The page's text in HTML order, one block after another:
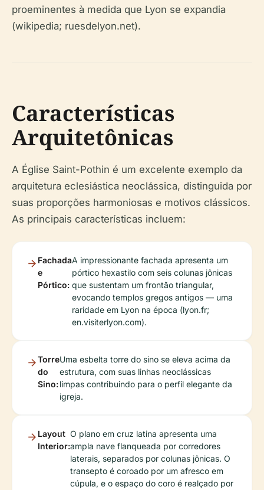
proeminentes à medida que Lyon se expandia
(wikipedia; ruesdelyon.net).
Características
Arquitetônicas
A Église Saint-Pothin é um excelente exemplo da
arquitetura eclesiástica neoclássica, distinguida por
suas proporções harmoniosas e motivos clássicos.
As principais características incluem:
Fachada
e
Pórtico:
A impressionante fachada apresenta um
pórtico hexastilo com seis colunas jônicas
que sustentam um frontão triangular,
evocando templos gregos antigos — uma
raridade em Lyon na época (lyon.fr;
en.visiterlyon.com).
Torre
do
Sino:
Uma esbelta torre do sino se eleva acima da
estrutura, com suas linhas neoclássicas
limpas contribuindo para o perfil elegante da
igreja.
Layout
Interior:
O plano em cruz latina apresenta uma
ampla nave flanqueada por corredores
laterais, separados por colunas jônicas. O
transepto é coroado por um afresco em
cúpula, e o espaço do coro é realçado por